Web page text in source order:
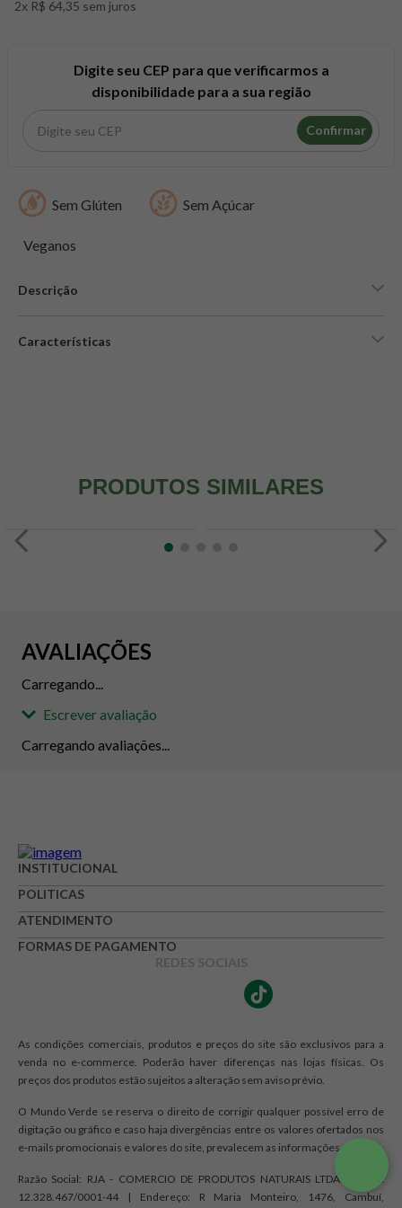
2x R$ 64,35 sem juros
Digite seu CEP para que verificarmos a
disponibilidade para a sua região
Confirmar
Sem Glúten Sem Açúcar
Veganos
Descrição
Características
PRODUTOS SIMILARES
AVALIAÇÕES
Carregando...
Escrever avaliação
Avalie o produto de 1 até 5 estrelas
★★★
Seu nome
Carregando avaliações...
INSTITUCIONAL
POLITICAS
ATENDIMENTO
FORMAS DE PAGAMENTO
REDES SOCIAIS
As condições comerciais, produtos e preços do site são exclusivos para a
venda no e-commerce. Poderão haver diferenças nas lojas físicas. Os
preços dos produtos estão sujeitos a alteração sem aviso prévio.
O Mundo Verde se reserva o direito de corrigir qualquer possível erro de
digitação ou gráfico e caso haja divergências entre os valores ofertados nos
e-mails promocionais e valores do site, prevalecem as informações do site.
Razão Social: RJA - COMERCIO DE PRODUTOS NATURAIS LTDA. | CNPJ:
12.328.467/0001-44 | Endereço: R Maria Monteiro, 1476, Cambuí,
8º snack proteico mundo verde